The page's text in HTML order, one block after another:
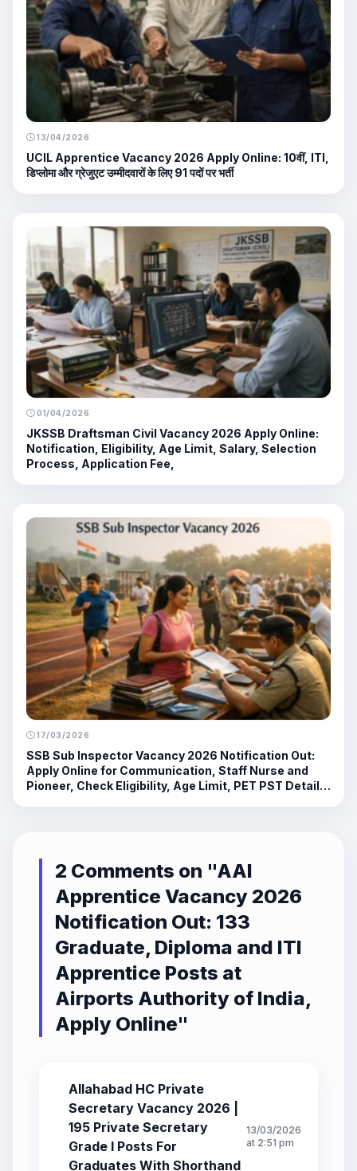
13/04/2026
UCIL Apprentice Vacancy 2026 Apply Online: 10वीं, ITI,
डिप्लोमा और ग्रेजुएट उम्मीदवारों के लिए 91 पदों पर भर्ती
01/04/2026
JKSSB Draftsman Civil Vacancy 2026 Apply Online:
Notification, Eligibility, Age Limit, Salary, Selection
Process, Application Fee,
17/03/2026
SSB Sub Inspector Vacancy 2026 Notification Out:
Apply Online for Communication, Staff Nurse and
Pioneer, Check Eligibility, Age Limit, PET PST Details,
2 Comments on "AAI
Apprentice Vacancy 2026
Notification Out: 133
Graduate, Diploma and ITI
Apprentice Posts at
Airports Authority of India,
Apply Online"
Allahabad HC Private
Secretary Vacancy 2026 |
195 Private Secretary
Grade I Posts For
Graduates With Shorthand
13/03/2026
at 2:51 pm